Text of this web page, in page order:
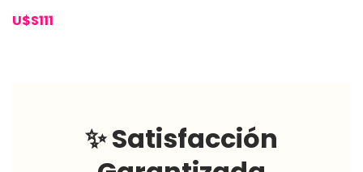
U$S111
✨ Satisfacción